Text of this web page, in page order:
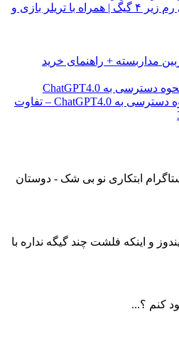
۱۰ بازی پیشنهادی برای رم زیر ۴ گیگ | همراه با تریلر بازی و
GPT-4 معرفی شد، نحوه دسترسی به ChatGPT4.0 – تفاوت
ابتکاری نو بی شک - دوستان
و اینکه فلشت چند گیگه نداره با
کنم ؟...